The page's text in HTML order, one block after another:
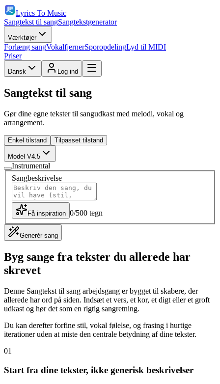
Lyrics To Music
Sangtekst til sangSangtekstgenerator
Værktøjer
Forlæng sangVokalfjernerSporopdelingLyd til MIDI
Priser
Dansk Log ind
Sangtekst til sang
Gør dine egne tekster til sangudkast med melodi, vokal og
arrangement.
Enkel tilstand Tilpasset tilstand
Model V4.5
Instrumental
Sangbeskrivelse
Få inspiration 0/500 tegn
Generér sang
Byg sange fra tekster du allerede har
skrevet
Denne Sangtekst til sang arbejdsgang er bygget til skabere, der
allerede har ord på siden. Indsæt et vers, et kor, et digt eller et groft
udkast og hør det som en rigtig sangretning.
Du kan derefter forfine stil, vokal følelse, og frasing i hurtige
iterationer uden at miste den centrale betydning af dine tekster.
01
Start fra dine tekster, ikke generisk beskrivelser